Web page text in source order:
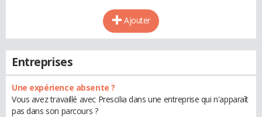
Ajouter
Entreprises
Une expérience absente ?
Vous avez travaillé avec Prescilia dans une entreprise qui n'apparaît
pas dans son parcours ?